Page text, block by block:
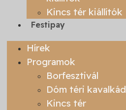
Kincs tér kiállítók
Festipay
Hírek
Programok
Borfesztivál
Dóm téri kavalkád
Kincs tér